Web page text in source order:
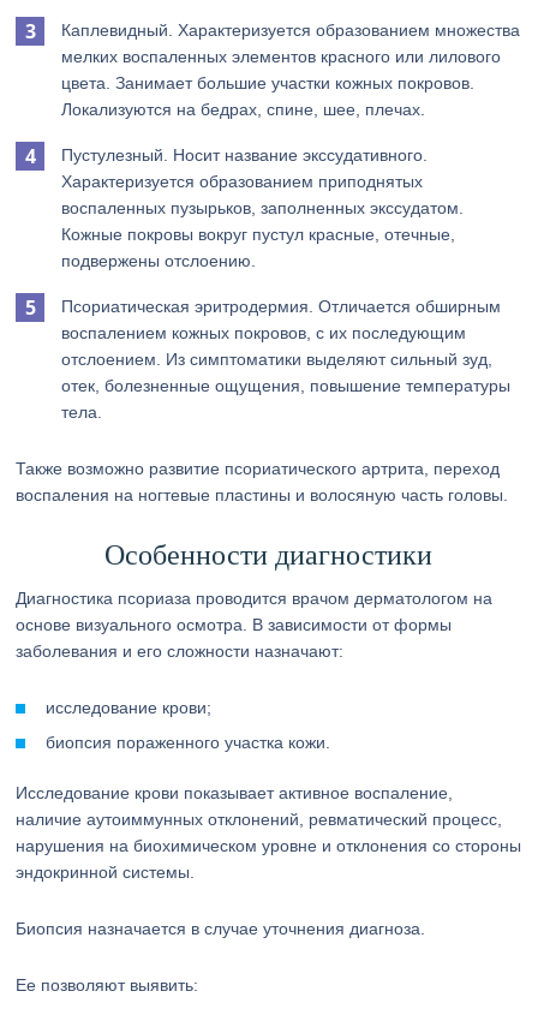
Каплевидный. Характеризуется образованием множества
мелких воспаленных элементов красного или лилового
цвета. Занимает большие участки кожных покровов.
Локализуются на бедрах, спине, шее, плечах.
Пустулезный. Носит название экссудативного.
Характеризуется образованием приподнятых
воспаленных пузырьков, заполненных экссудатом.
Кожные покровы вокруг пустул красные, отечные,
подвержены отслоению.
Псориатическая эритродермия. Отличается обширным
воспалением кожных покровов, с их последующим
отслоением. Из симптоматики выделяют сильный зуд,
отек, болезненные ощущения, повышение температуры
тела.
Также возможно развитие псориатического артрита, переход
воспаления на ногтевые пластины и волосяную часть головы.
Особенности диагностики
Диагностика псориаза проводится врачом дерматологом на
основе визуального осмотра. В зависимости от формы
заболевания и его сложности назначают:
исследование крови;
биопсия пораженного участка кожи.
Исследование крови показывает активное воспаление,
наличие аутоиммунных отклонений, ревматический процесс,
нарушения на биохимическом уровне и отклонения со стороны
эндокринной системы.
Биопсия назначается в случае уточнения диагноза.
Ее позволяют выявить: